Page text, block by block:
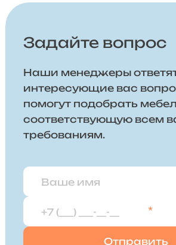
Задайте вопрос
Наши менеджеры
интересующие вас
помогут подобрать
соответствующую всем
требованиям.
*